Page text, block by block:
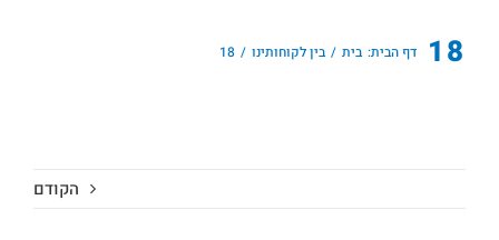
18 דף הבית: בית בין לקוחותינו 18
הקודם